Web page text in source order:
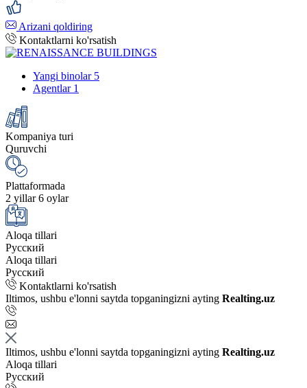
Arizani qoldiring
Kontaktlarni ko'rsatish
Yangi binolar 5
Agentlar 1
Kompaniya turi
Quruvchi
Plattaformada
2 yillar 6 oylar
Aloqa tillari
Русский
Aloqa tillari
Русский
Kontaktlarni ko'rsatish
Iltimos, ushbu e'lonni saytda topganingizni ayting Realting.uz
Iltimos, ushbu e'lonni saytda topganingizni ayting Realting.uz
Aloqa tillari
Русский